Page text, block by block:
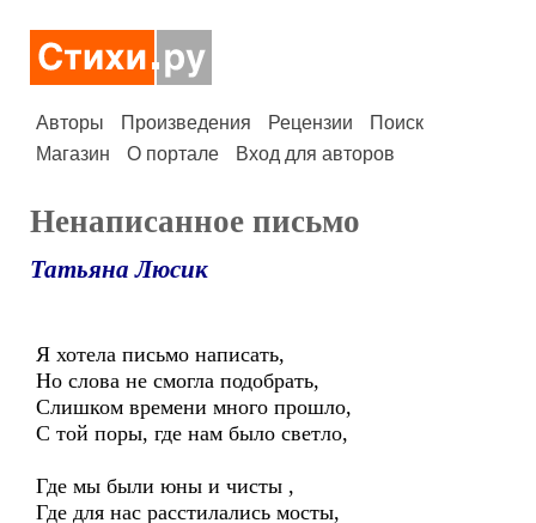
Авторы Произведения Рецензии
Поиск
Магазин
О портале Вход для авторов
Ненаписанное письмо
Татьяна Люсик
Я хотела письмо написать,
Но слова не смогла подобрать,
Слишком времени много прошло,
С той поры, где нам было светло,
Где мы были юны и чисты ,
Где для нас расстилались мосты,